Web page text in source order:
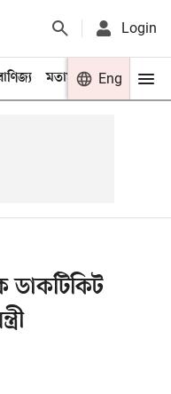
Login
মতামত খেলা
Eng
ডাকটিকিট